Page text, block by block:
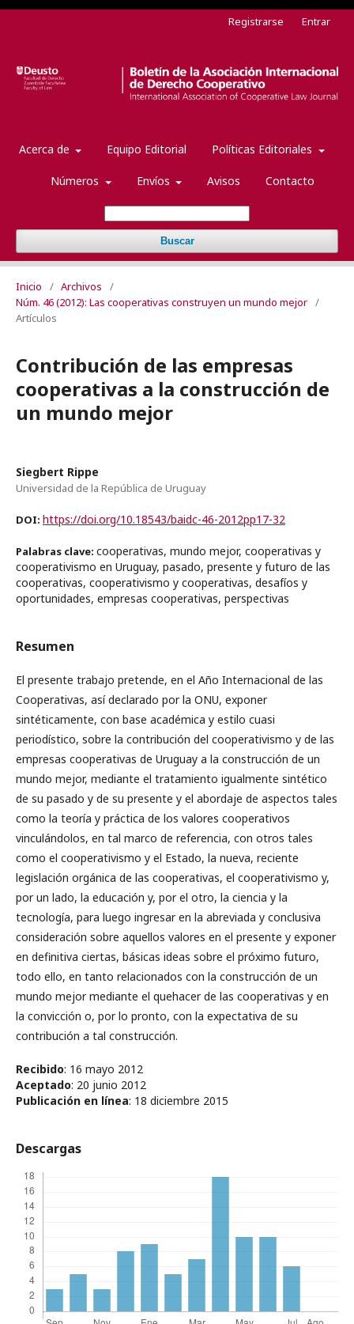
Acerca de Equipo Editorial Políticas Editoriales
Números Envíos Avisos Contacto
Buscar
Registrarse Entrar
Inicio / Archivos
/
Núm. 46 (2012): Las cooperativas construyen un mundo mejor /
Artículos
Contribución de las empresas
cooperativas a la construcción de
un mundo mejor
Siegbert Rippe
Universidad de la República de Uruguay
DOI: https://doi.org/10.18543/baidc-46-2012pp17-32
Palabras clave: cooperativas, mundo mejor, cooperativas y
cooperativismo en Uruguay, pasado, presente y futuro de las
cooperativas, cooperativismo y cooperativas, desafíos y
oportunidades, empresas cooperativas, perspectivas
Resumen
El presente trabajo pretende, en el Año Internacional de las
Cooperativas, así declarado por la ONU, exponer
sintéticamente, con base académica y estilo cuasi
periodístico, sobre la contribución del cooperativismo y de las
empresas cooperativas de Uruguay a la construcción de un
mundo mejor, mediante el tratamiento igualmente sintético
de su pasado y de su presente y el abordaje de aspectos tales
como la teoría y práctica de los valores cooperativos
vinculándolos, en tal marco de referencia, con otros tales
como el cooperativismo y el Estado, la nueva, reciente
legislación orgánica de las cooperativas, el cooperativismo y,
por un lado, la educación y, por el otro, la ciencia y la
tecnología, para luego ingresar en la abreviada y conclusiva
consideración sobre aquellos valores en el presente y exponer
en definitiva ciertas, básicas ideas sobre el próximo futuro,
todo ello, en tanto relacionados con la construcción de un
mundo mejor mediante el quehacer de las cooperativas y en
la convicción o, por lo pronto, con la expectativa de su
contribución a tal construcción.
Recibido: 16 mayo 2012
Aceptado: 20 junio 2012
Publicación en línea: 18 diciembre 2015
Descargas